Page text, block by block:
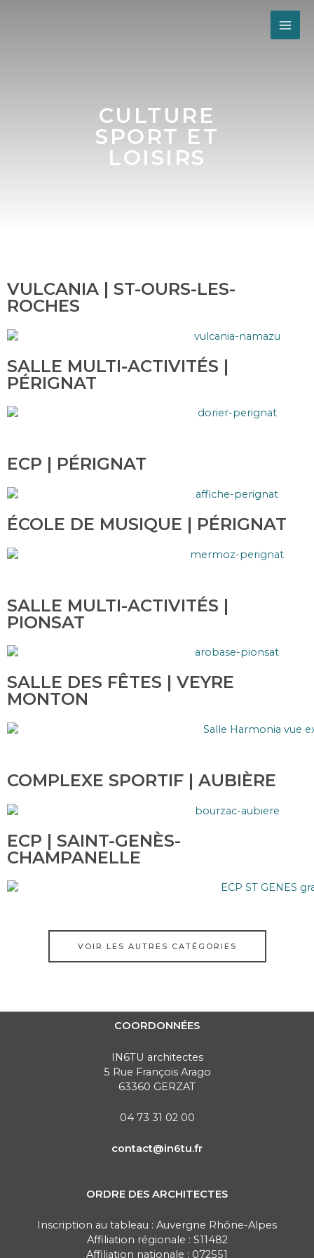
CULTURE
SPORT ET
LOISIRS
VULCANIA | ST-OURS-LES-
ROCHES
SALLE MULTI-ACTIVITÉS |
PÉRIGNAT
ECP | PÉRIGNAT
ÉCOLE DE MUSIQUE | PÉRIGNAT
SALLE MULTI-ACTIVITÉS |
PIONSAT
SALLE DES FÊTES | VEYRE
MONTON
COMPLEXE SPORTIF | AUBIÈRE
ECP | SAINT-GENÈS-
CHAMPANELLE
VOIR LES AUTRES CATÉGORIES
COORDONNÉES
IN6TU architectes
5 Rue François Arago
63360 GERZAT
04 73 31 02 00
contact@in6tu.fr
ORDRE DES ARCHITECTES
Inscription au tableau : Auvergne Rhône-Alpes
Affiliation régionale : S11482
Affiliation nationale : 072551